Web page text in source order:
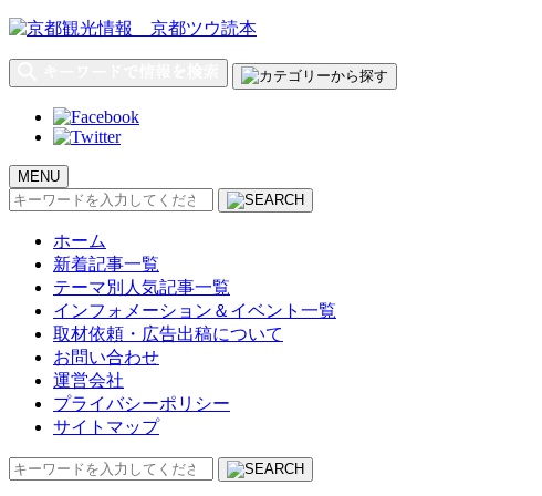
MENU
検
ホーム
新着記事一覧
テーマ別人気記事一覧
インフォメーション＆イベント一覧
取材依頼・広告出稿について
お問い合わせ
運営会社
プライバシーポリシー
サイトマップ
検